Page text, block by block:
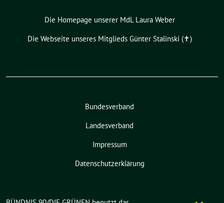
Die Homepage unserer MdL Laura Weber
Die Webseite unseres Mitglieds Günter Stalinski (✝︎)
Bundesverband
Landesverband
Impressum
Datenschutzerklärung